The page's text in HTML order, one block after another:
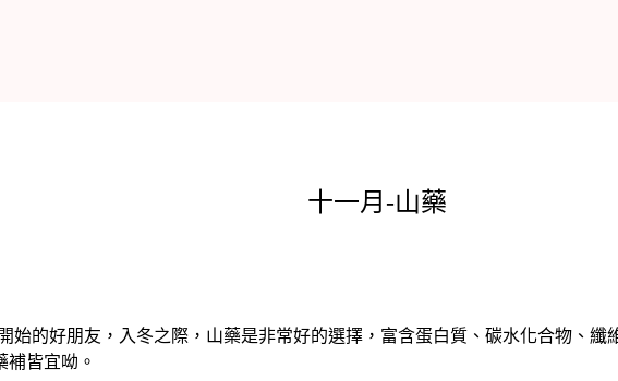
十一月-山藥
的好朋友，入冬之際，山藥是非常好的選擇，富含蛋白質、碳水化合物、纖
補皆宜呦。